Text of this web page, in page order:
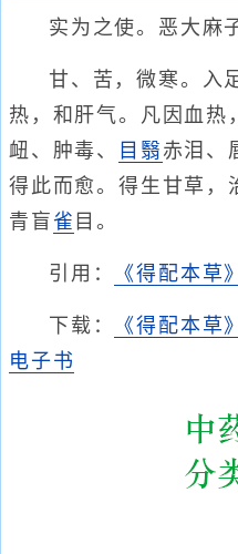
实为之使。恶大麻
甘、苦，微寒。入
热，和肝气。凡因血热
衄、肿毒、
目翳 赤泪、
得此而愈。得生甘草，
青盲雀 目。
引用： 《得配本草
下载： 《得配本草
电子书